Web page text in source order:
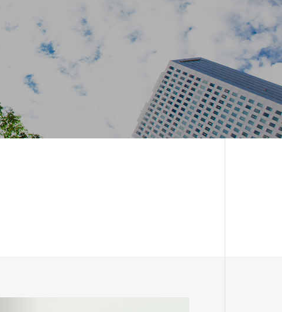
心臓外科向け
製品
カタログ・動
画